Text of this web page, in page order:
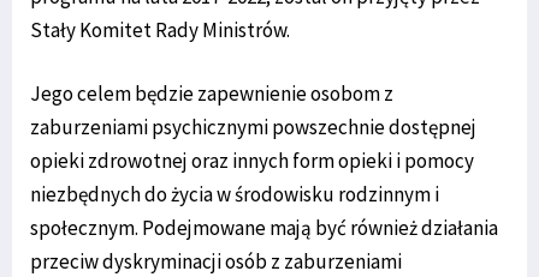
Stały Komitet Rady Ministrów.
Jego celem będzie zapewnienie osobom z
zaburzeniami psychicznymi powszechnie dostępnej
opieki zdrowotnej oraz innych form opieki i pomocy
niezbędnych do życia w środowisku rodzinnym i
społecznym. Podejmowane mają być również działania
przeciw dyskryminacji osób z zaburzeniami